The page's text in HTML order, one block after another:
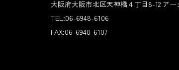
大阪府大阪市北区天神橋４丁目8-12 アー
TEL:06-6948-6106
FAX:06-6948-6107